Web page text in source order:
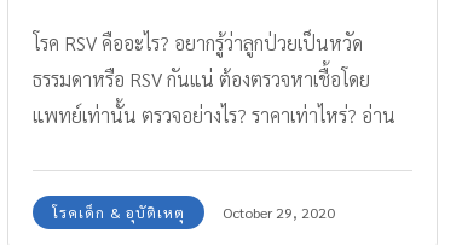
โรค RSV คืออะไร? อยากรู้ว่าลูกป่วยเป็นหวัด
ธรรมดาหรือ RSV กันแน่ ต้องตรวจหาเชื้อโดย
แพทย์เท่านั้น ตรวจอย่างไร? ราคาเท่าไหร่? อ่าน
โรคเด็ก & อุบัติเหตุ October 29, 2020